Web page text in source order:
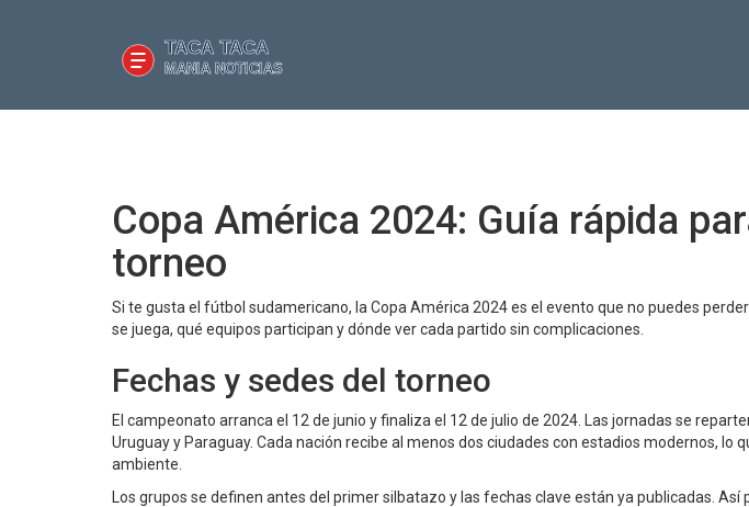
Copa América 2024: Guía rápida
torneo
Si te gusta el fútbol sudamericano, la Copa América 2024 es el evento que no puedes
se juega, qué equipos participan y dónde ver cada partido sin complicaciones.
Fechas y sedes del torneo
El campeonato arranca el 12 de junio y finaliza el 12 de julio de 2024. Las jornadas se
Uruguay y Paraguay. Cada nación recibe al menos dos ciudades con estadios modernos,
ambiente.
Los grupos se definen antes del primer silbatazo y las fechas clave están ya publicadas.